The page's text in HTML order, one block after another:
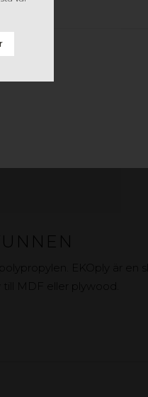
både inne och
och kan både
EKOply är en
MDF eller plywood.